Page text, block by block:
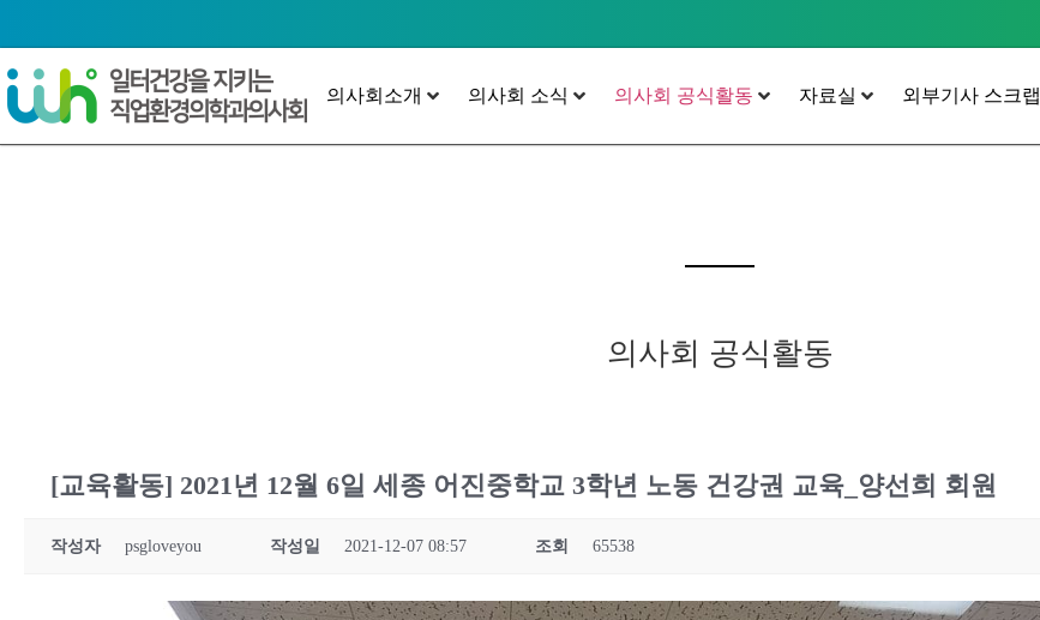
의사회소개 의사회 소식 의사회 공식활동 자료실 외부기사 스크랩
의사회 공식활동
[교육활동] 2021년 12월 6일 세종 어진중학교 3학년 노동 건강권 교육_양선희 회원
작성자 psgloveyou 작성일 2021-12-07 08:57 조회 65538